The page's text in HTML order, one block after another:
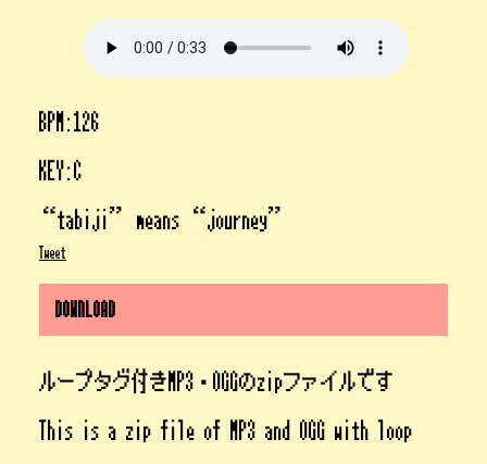
BPM:126
KEY:C
“tabiji” means “journey”
Tweet
DOWNLOAD
ループタグ付きMP3・OGGのzipファイルです
This is a zip file of MP3 and OGG with loop